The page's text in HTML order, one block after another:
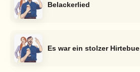
Belackerlied
Es war ein stolzer Hirtebue